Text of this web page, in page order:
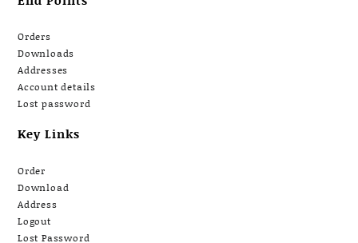
Orders
Downloads
Addresses
Account details
Lost password
Key Links
Order
Download
Address
Logout
Lost Password